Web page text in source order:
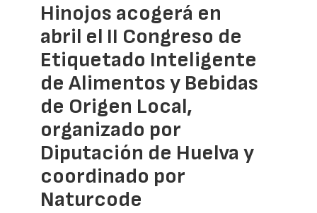
Hinojos acogerá en
abril el II Congreso de
Etiquetado Inteligente
de Alimentos y Bebidas
de Origen Local,
organizado por
Diputación de Huelva y
coordinado por
Naturcode